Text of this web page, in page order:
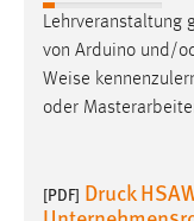
Lehrveranstaltung
von Arduino und/
Weise
oder
[PDF] Druck